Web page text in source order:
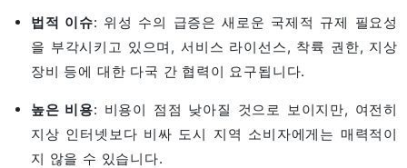
법적 이슈: 위성 수의 급증은 새로운 국제적 규제 필요성
을 부각시키고 있으며, 서비스 라이선스, 착륙 권한, 지상
장비 등에 대한 다국 간 협력이 요구됩니다.
높은 비용: 비용이 점점 낮아질 것으로 보이지만, 여전히
지상 인터넷보다 비싸 도시 지역 소비자에게는 매력적이
지 않을 수 있습니다.